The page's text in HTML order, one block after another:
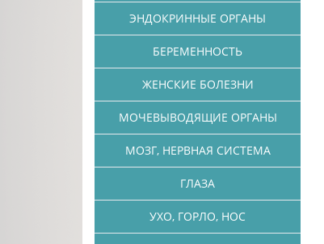
ЭНДОКРИННЫЕ ОРГАНЫ
БЕРЕМЕННОСТЬ
ЖЕНСКИЕ БОЛЕЗНИ
МОЧЕВЫВОДЯЩИЕ ОРГАНЫ
МОЗГ, НЕРВНАЯ СИСТЕМА
ГЛАЗА
УХО, ГОРЛО, НОС